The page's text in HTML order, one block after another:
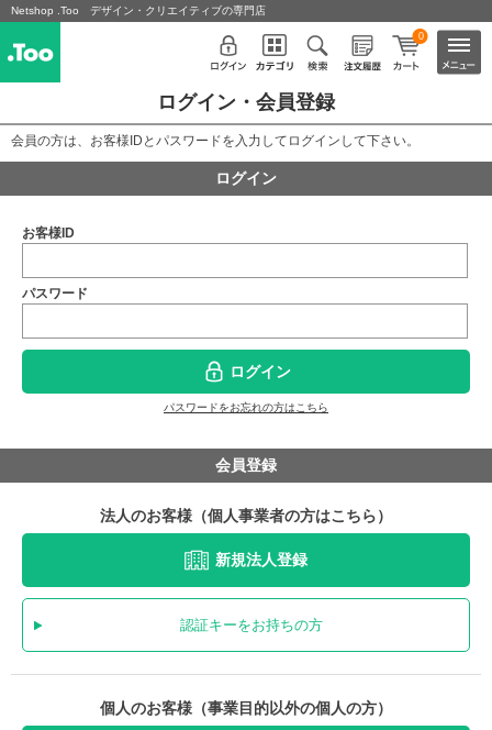
Netshop .Too デザイン・クリエイティブの専門店
0
ログイン・会員登録
会員の方は、お客様IDとパスワードを入力してログインして下さい。
ログイン
お客様ID
パスワード
ログイン
パスワードをお忘れの方はこちら
会員登録
法人のお客様（個人事業者の方はこちら）
新規法人登録
認証キーをお持ちの方
個人のお客様（事業目的以外の個人の方）